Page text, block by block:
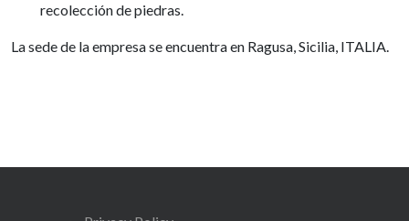
recolección de piedras.
La sede de la empresa se encuentra en Ragusa, Sicilia, ITALIA.